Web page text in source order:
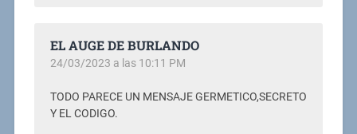
EL AUGE DE BURLANDO
24/03/2023 a las 10:11 PM
TODO PARECE UN MENSAJE GERMETICO,SECRETO
Y EL CODIGO.